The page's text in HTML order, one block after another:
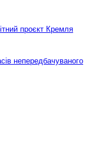
проєкт Кремля
непередбачуваного